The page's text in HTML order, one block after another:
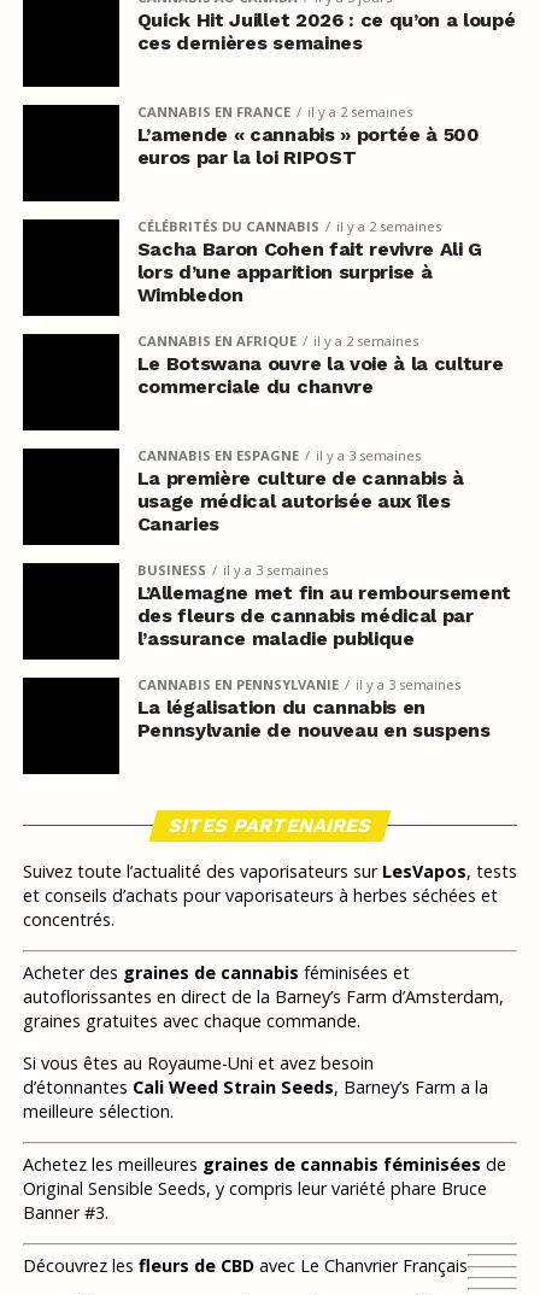
Quick Hit Juillet 2026 : ce qu’on a loupé
ces dernières semaines
CANNABIS EN FRANCE il y a 2 semaines
L’amende « cannabis » portée à 500
euros par la loi RIPOST
CÉLÉBRITÉS DU CANNABIS il y a 2 semaines
Sacha Baron Cohen fait revivre Ali G
lors d’une apparition surprise à
Wimbledon
CANNABIS EN AFRIQUE il y a 2 semaines
Le Botswana ouvre la voie à la culture
commerciale du chanvre
CANNABIS EN ESPAGNE il y a 3 semaines
La première culture de cannabis à
usage médical autorisée aux îles
Canaries
BUSINESS il y a 3 semaines
L’Allemagne met fin au remboursement
des fleurs de cannabis médical par
l’assurance maladie publique
CANNABIS EN PENNSYLVANIE il y a 3 semaines
La légalisation du cannabis en
Pennsylvanie de nouveau en suspens
SITES PARTENAIRES
Suivez toute l’actualité des vaporisateurs sur LesVapos, tests
et conseils d’achats pour vaporisateurs à herbes séchées et
concentrés.
Acheter des graines de cannabis féminisées et
autoflorissantes en direct de la Barney’s Farm d’Amsterdam,
graines gratuites avec chaque commande.
Si vous êtes au Royaume-Uni et avez besoin
d’étonnantes Cali Weed Strain Seeds, Barney’s Farm a la
meilleure sélection.
Achetez les meilleures graines de cannabis féminisées de
Original Sensible Seeds, y compris leur variété phare Bruce
Banner #3.
Découvrez les fleurs de CBDavec Le Chanvrier Français